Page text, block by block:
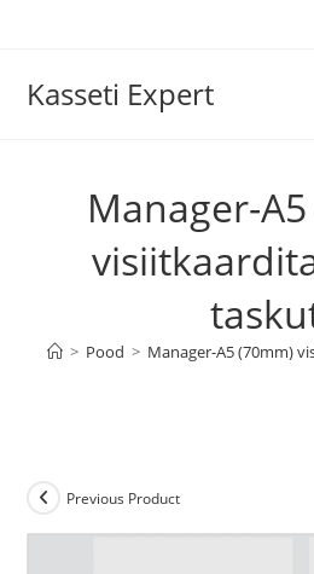
Kasseti Expert
Manager-
> Pood > Manager-A5 (70mm)
Previous Product